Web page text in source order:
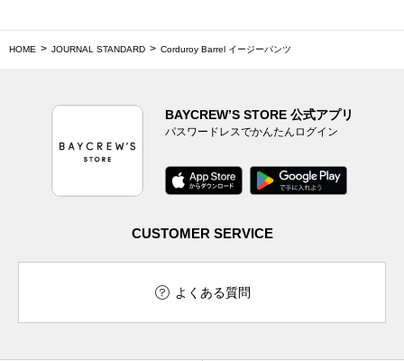
HOME JOURNAL STANDARD Corduroy Barrel イージーパンツ
BAYCREW’S STORE 公式アプリ
パスワードレスでかんたんログイン
CUSTOMER SERVICE
よくある質問